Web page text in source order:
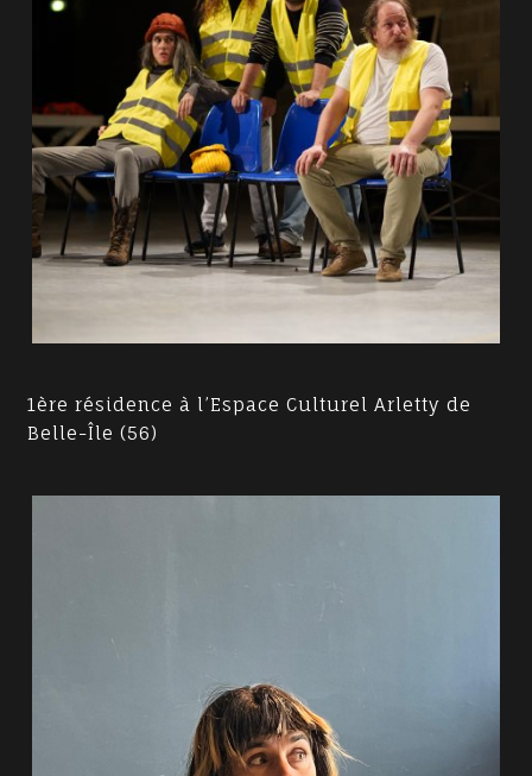
1ère résidence à l’Espace Culturel Arletty de
Belle-Île (56)